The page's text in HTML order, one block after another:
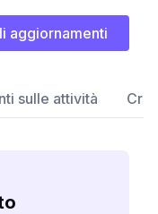
aggiornamenti
sulle attività